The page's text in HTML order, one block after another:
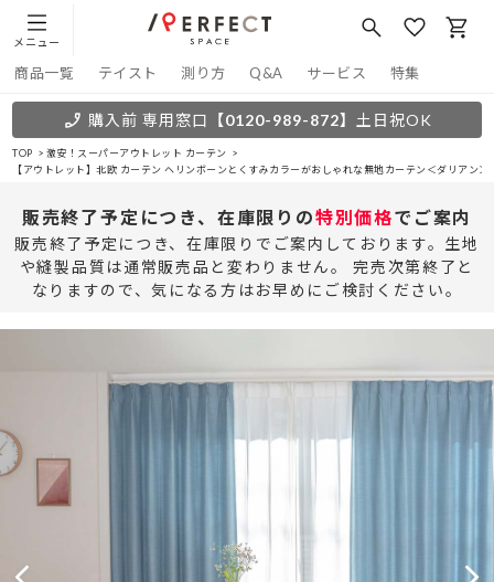
メニュー
商品一覧 テイスト 測り方 Q&A サービス 特集
購入前 専用窓口 【0120-989-872】 土日祝OK
TOP
激安！スーパーアウトレット カーテン
【アウトレット】北欧 カーテン ヘリンボーンとくすみカラーがおしゃれな無地カーテン＜ダリアン＞
販売終了予定につき、在庫限りの特別価格でご案内
販売終了予定につき、在庫限りでご案内しております。生地
や縫製品質は通常販売品と変わりません。 完売次第終了と
なりますので、気になる方はお早めにご検討ください。